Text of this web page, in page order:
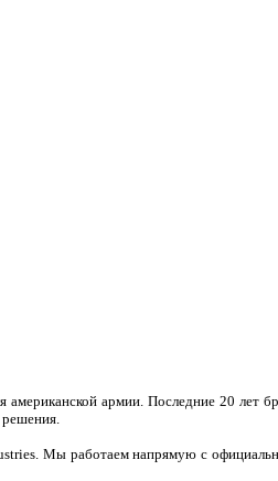
американской армии. Последние 20
Мы работаем напрямую с